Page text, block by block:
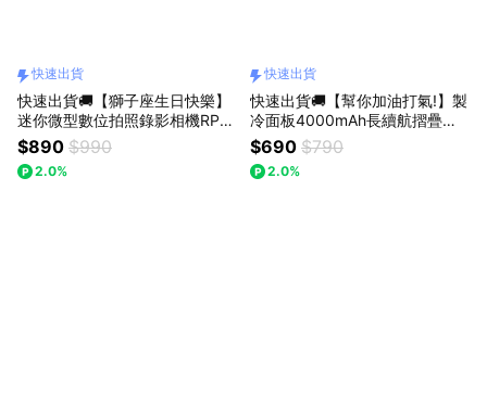
快速出貨
快速出貨🚚【獅子座生日快樂】
迷你微型數位拍照錄影相機RP-1
RASTO
$890 $990
2.0%
快速出貨
快速出貨🚚【幫你加油打氣!】製
冷面板4000mAh長續航摺疊頸
掛手持風扇RK28 RASTO
$690 $790
2.0%